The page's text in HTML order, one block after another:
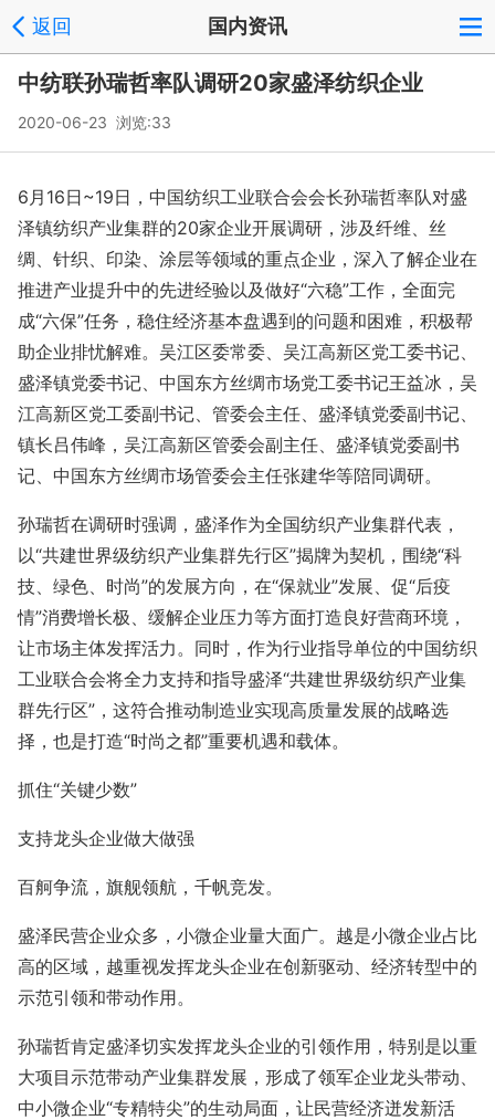
返回 国内资讯
中纺联孙瑞哲率队调研20家盛泽纺织企业
2020-06-23 浏览:33
6月16日~19日，中国纺织工业联合会会长孙瑞哲率队对盛
泽镇纺织产业集群的20家企业开展调研，涉及纤维、丝
绸、针织、印染、涂层等领域的重点企业，深入了解企业在
推进产业提升中的先进经验以及做好“六稳”工作，全面完
成“六保”任务，稳住经济基本盘遇到的问题和困难，积极帮
助企业排忧解难。吴江区委常委、吴江高新区党工委书记、
盛泽镇党委书记、中国东方丝绸市场党工委书记王益冰，吴
江高新区党工委副书记、管委会主任、盛泽镇党委副书记、
镇长吕伟峰，吴江高新区管委会副主任、盛泽镇党委副书
记、中国东方丝绸市场管委会主任张建华等陪同调研。
孙瑞哲在调研时强调，盛泽作为全国纺织产业集群代表，
以“共建世界级纺织产业集群先行区”揭牌为契机，围绕“科
技、绿色、时尚”的发展方向，在“保就业”发展、促“后疫
情”消费增长极、缓解企业压力等方面打造良好营商环境，
让市场主体发挥活力。同时，作为行业指导单位的中国纺织
工业联合会将全力支持和指导盛泽“共建世界级纺织产业集
群先行区”，这符合推动制造业实现高质量发展的战略选
择，也是打造“时尚之都”重要机遇和载体。
抓住“关键少数”
支持龙头企业做大做强
百舸争流，旗舰领航，千帆竞发。
盛泽民营企业众多，小微企业量大面广。越是小微企业占比
高的区域，越重视发挥龙头企业在创新驱动、经济转型中的
示范引领和带动作用。
孙瑞哲肯定盛泽切实发挥龙头企业的引领作用，特别是以重
大项目示范带动产业集群发展，形成了领军企业龙头带动、
中小微企业“专精特尖”的生动局面，让民营经济迸发新活